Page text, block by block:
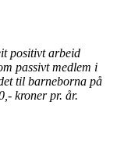
positivt arbeid
passivt medlem i
til barneborna på
kroner pr. år.